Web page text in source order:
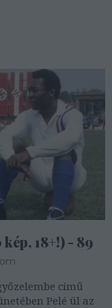
18+!) - 89
című
Pelé ül az